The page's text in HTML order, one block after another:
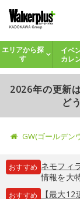
エリアから探
す
イベ
カレ
2026年の更新
ど
GW(ゴールデン
おすすめ ネモフィ
情報を大
おすすめ
【最大